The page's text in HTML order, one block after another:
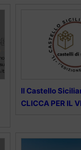
Il Castello
CLICCA PER IL